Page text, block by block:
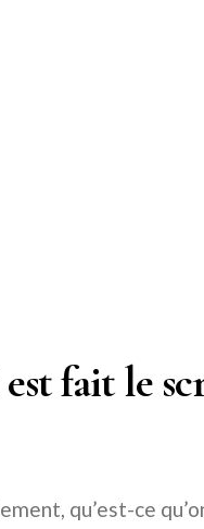
fait le
qu’est-ce